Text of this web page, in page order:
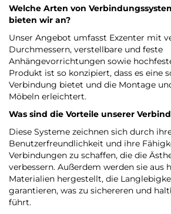
Welche Arten von
bieten wir an?
Unser Angebot umfasst Exzenter mit
Durchmessern, verstellbare und feste
Anhängevorrichtungen sowie
Produkt ist so konzipiert, dass es eine
Verbindung bietet und die Montage
Möbeln erleichtert.
Was sind die Vorteile unserer
Diese Systeme zeichnen sich durch
Benutzerfreundlichkeit und ihre
Verbindungen zu schaffen, die die
verbessern. Außerdem werden sie aus
Materialien hergestellt, die
garantieren, was zu sichereren und
führt.